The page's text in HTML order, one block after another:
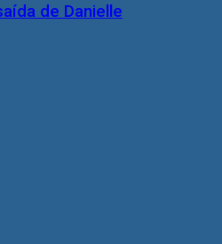
de Danielle